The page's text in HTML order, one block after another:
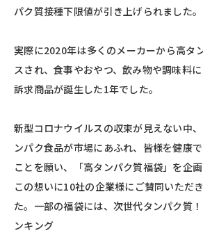
パク質接種下限値が引き上げられました。
実際に2020年は多くのメーカーから高タ
スされ、食事やおやつ、飲み物や調味料に
訴求商品が誕生した1年でした。
新型コロナウイルスの収束が見えない中
ンパク食品が市場にあふれ、皆様を健康
ことを願い、「高タンパク質福袋」を企画
この想いに10社の企業様にご賛同いただ
た。一部の福袋には、次世代タンパク質
ンキング